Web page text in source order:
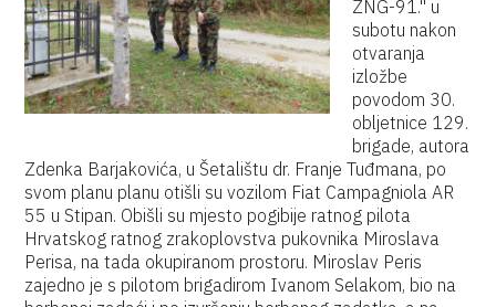
ZNG-91." u
subotu nakon
otvaranja
izložbe
povodom 30.
obljetnice 129.
brigade, autora
Zdenka Barjakovića, u Šetalištu dr. Franje Tuđmana, po
svom planu planu otišli su vozilom Fiat Campagniola AR
55 u Stipan. Obišli su mjesto pogibije ratnog pilota
Hrvatskog ratnog zrakoplovstva pukovnika Miroslava
Perisa, na tada okupiranom prostoru. Miroslav Peris
zajedno je s pilotom brigadirom Ivanom Selakom, bio na